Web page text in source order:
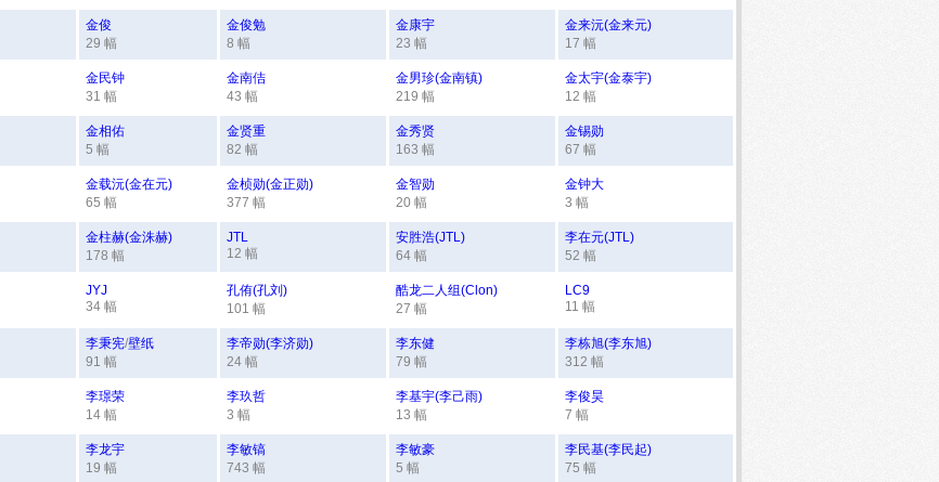
金俊
29 幅
金俊勉
8 幅
金康宇
23 幅
金来沅(金来元)
17 幅
金民钟
31 幅
金南佶
43 幅
金男珍(金南镇)
219 幅
金太宇(金泰宇)
12 幅
金相佑
5 幅
金贤重
82 幅
金秀贤
163 幅
金锡勋
67 幅
金载沅(金在元)
65 幅
金桢勋(金正勋)
377 幅
金智勋
20 幅
金钟大
3 幅
金柱赫(金洙赫)
178 幅
JTL
12 幅
安胜浩(JTL)
64 幅
李在元(JTL)
52 幅
JYJ
34 幅
孔侑(孔刘)
101 幅
酷龙二人组(Clon)
27 幅
LC9
11 幅
李秉宪/壁纸
91 幅
李帝勋(李济勋)
24 幅
李东健
79 幅
李栋旭(李东旭)
312 幅
李璟荣
14 幅
李玖哲
3 幅
李基宇(李己雨)
13 幅
李俊昊
7 幅
李龙宇
19 幅
李敏镐
743 幅
李敏豪
5 幅
李民基(李民起)
75 幅